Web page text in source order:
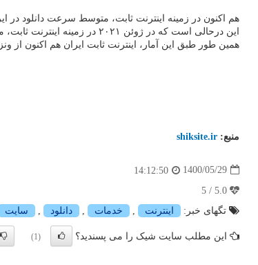
هم اکنون در زمینه اینترنت ثابت، متوسط سرعت دانلود در ایران، ۲۱.۰۴ مگابیت برثانیه و متوسط سرعت آپلود ۱۲.۰۷ مگابیت برثانیه و تاخیر، ۴۲ میلی ثانیه است که رتبه ایران را به ۱۳۴ از میان ۱۷۵
این درحالی است که در ژوئن ۲۰۲۱ در زمینه اینترنت ثابت، متوسط سرعت دانلود در ایران، ۲۲.۰۲ مگابیت برثانیه و متوسط سرعت آپلود ۱۲.۵۳ مگابیت برثانیه و تاخیر، ۴۱ میلی ثانیه بود و ایران در جایگاه ۱۳۳ قرار داشت.
همین طور طبق این آمار، اینترنت ثابت ایران هم اکنون از
منبع: shiksite.ir
1400/05/29
14:12:50
تگهای خبر:
اینترنت , خدمات , دانلود , سایت
این مطلب سایت شیک را می پسندید؟ (1)